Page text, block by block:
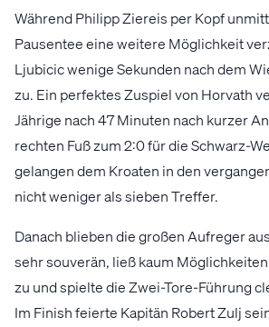
Während Philipp Ziereis per Kopf
Pausentee eine weitere Möglichkeit
Ljubicic wenige Sekunden nach dem
zu. Ein perfektes Zuspiel von Horvath
Jährige nach 47 Minuten nach kurzer
rechten Fuß zum 2:0 für die Schwarz-
gelangen dem Kroaten in den
nicht weniger als sieben Treffer.
Danach blieben die großen Aufreger
sehr souverän, ließ kaum
zu und spielte die Zwei-Tore-Führung
Im Finish feierte Kapitän Robert Zulj